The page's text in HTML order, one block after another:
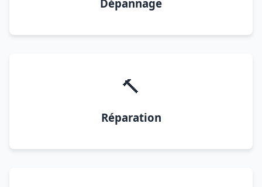
Dépannage
🔨
Réparation